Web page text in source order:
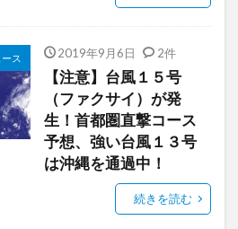
ス 2019年9月6日 2件
【注意】台風１５号
（ファクサイ）が発
生！首都圏直撃コース
予想、強い台風１３号
は沖縄を通過中！
続きを読む